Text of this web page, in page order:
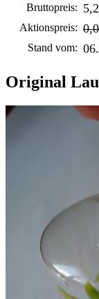
Bruttopreis:
Aktionspreis:
Stand vom:
Original